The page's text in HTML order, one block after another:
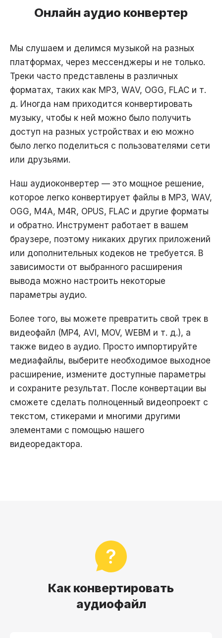
Онлайн аудио конвертер
Мы слушаем и делимся музыкой на разных
платформах, через мессенджеры и не только.
Треки часто представлены в различных
форматах, таких как MP3, WAV, OGG, FLAC и т.
д. Иногда нам приходится конвертировать
музыку, чтобы к ней можно было получить
доступ на разных устройствах и ею можно
было легко поделиться с пользователями сети
или друзьями.
Наш аудиоконвертер — это мощное решение,
которое легко конвертирует файлы в MP3, WAV,
OGG, M4A, M4R, OPUS, FLAC и другие форматы
и обратно. Инструмент работает в вашем
браузере, поэтому никаких других приложений
или дополнительных кодеков не требуется. В
зависимости от выбранного расширения
вывода можно настроить некоторые
параметры аудио.
Более того, вы можете превратить свой трек в
видеофайл (MP4, AVI, MOV, WEBM и т. д.), а
также видео в аудио. Просто импортируйте
медиафайлы, выберите необходимое выходное
расширение, измените доступные параметры
и сохраните результат. После конвертации вы
сможете сделать полноценный видеопроект с
текстом, стикерами и многими другими
элементами с помощью нашего
видеоредактора.
Как конвертировать
аудиофайл